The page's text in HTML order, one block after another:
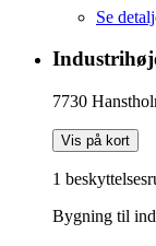
Se
7730
Vis på kort
1
Bygning til